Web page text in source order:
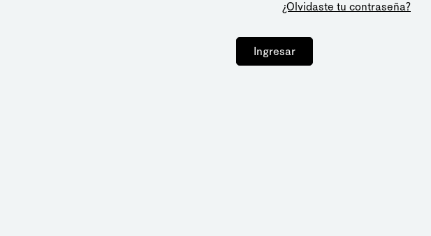
¿Olvidaste tu contraseña?
Ingresar